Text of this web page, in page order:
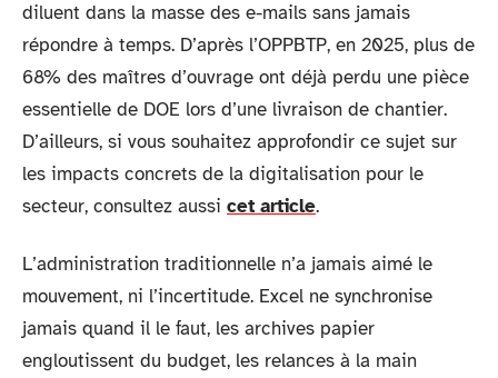
diluent dans la masse des e-mails sans jamais
répondre à temps. D’après l’OPPBTP, en 2025, plus de
68% des maîtres d’ouvrage ont déjà perdu une pièce
essentielle de DOE lors d’une livraison de chantier.
D’ailleurs, si vous souhaitez approfondir ce sujet sur
les impacts concrets de la digitalisation pour le
secteur, consultez aussi cet article.
L’administration traditionnelle n’a jamais aimé le
mouvement, ni l’incertitude. Excel ne synchronise
jamais quand il le faut, les archives papier
engloutissent du budget, les relances à la main